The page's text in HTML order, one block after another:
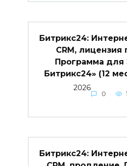
Битрикс24:
CRM, лицензия
Программа для
Битрикс24» (12
2026
0
Битрикс24: